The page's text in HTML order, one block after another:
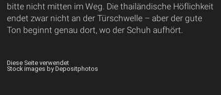
bitte nicht mitten im Weg. Die thailändische Höflichkeit
endet zwar nicht an der Türschwelle – aber der gute
Ton beginnt genau dort, wo der Schuh aufhört.
Diese Seite verwendet
Stock images by Depositphotos